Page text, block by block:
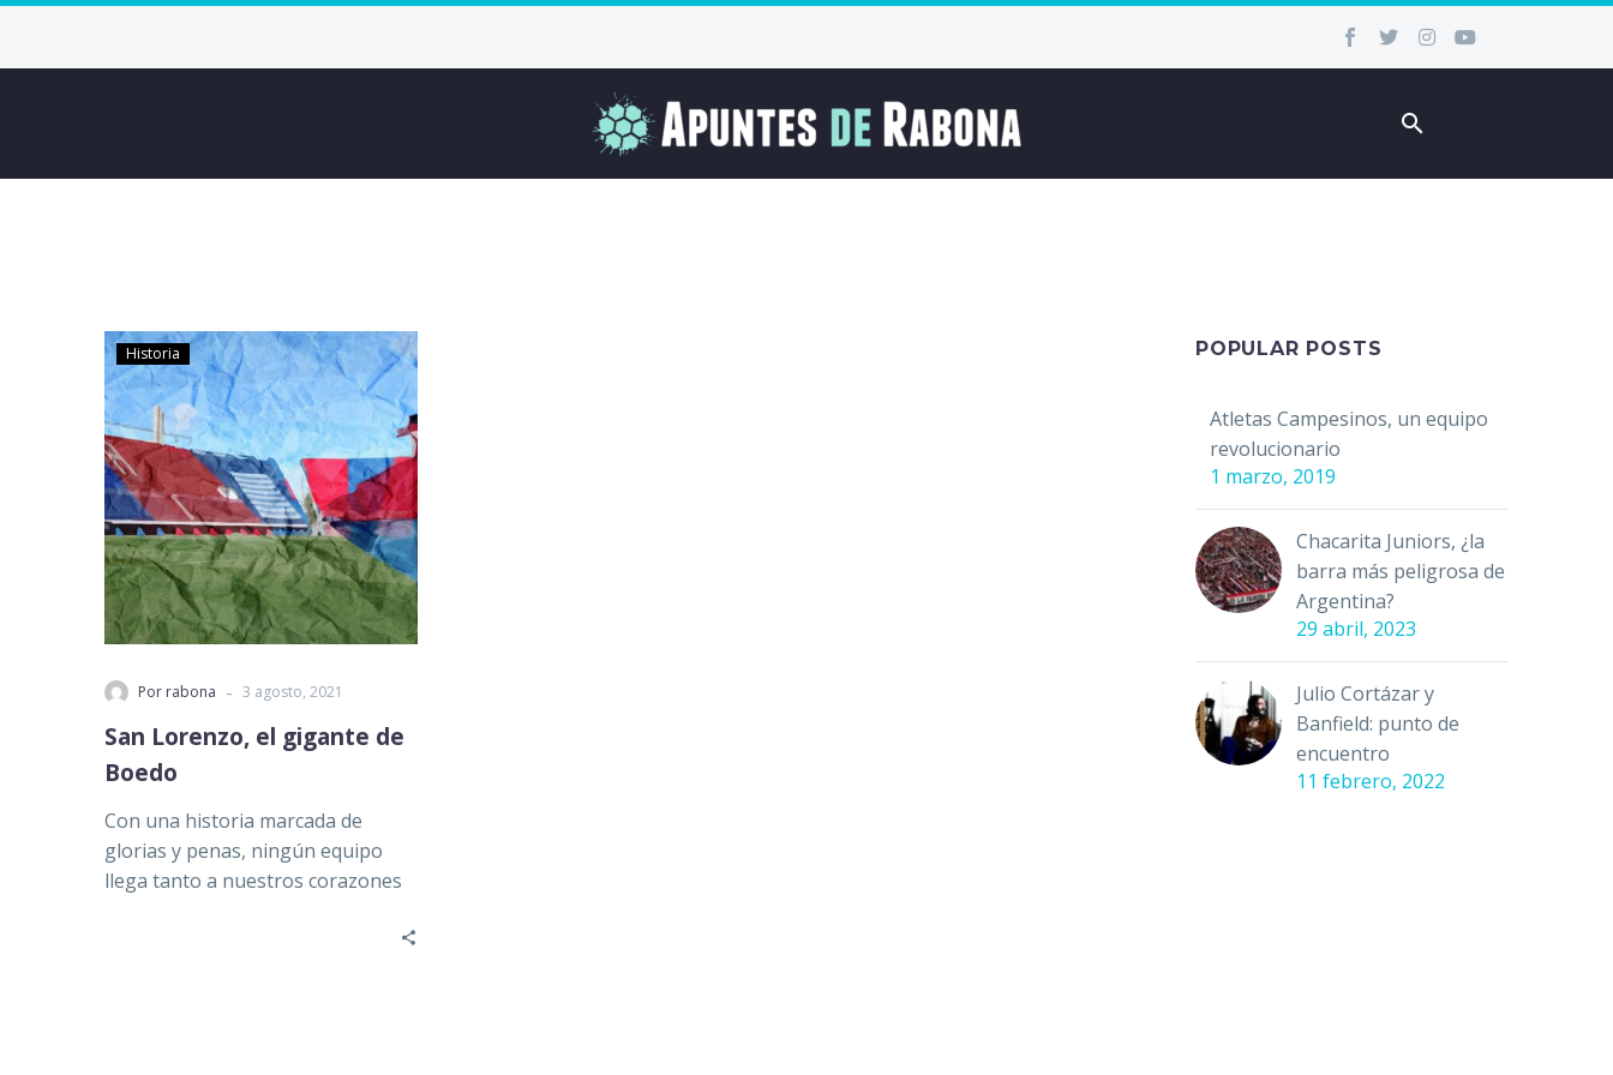
Historia
Por rabona - 3 agosto, 2021
San Lorenzo, el gigante de
Boedo
Con una historia marcada de
glorias y penas, ningún equipo
llega tanto a nuestros corazones
POPULAR POSTS
Atletas Campesinos, un equipo
revolucionario
1 marzo, 2019
Chacarita Juniors, ¿la
barra más peligrosa de
Argentina?
29 abril, 2023
Julio Cortázar y
Banfield: punto de
encuentro
11 febrero, 2022